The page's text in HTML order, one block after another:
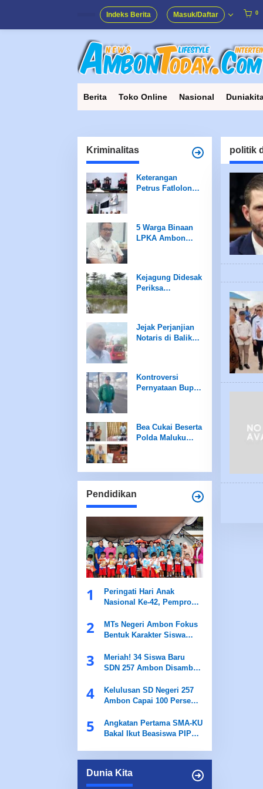
Indeks Berita Masuk/Daftar 0
Berita Toko Online Nasional
Kriminalitas
Keterangan
Petrus Fatlolon
Dokumen Janggal
5 Warga Binaan
LPKA Ambon
Kejagung Didesak
Periksa
Mangrove
Jejak Perjanjian
Notaris di Balik
Kontroversi
Pernyataan Bupati
Tanimbar
Bea Cukai Beserta
Polda Maluku
Pendidikan
1
Peringati Hari Anak
Nasional Ke-42, Pemprov
Nasional RANA
2
MTs Negeri Ambon Fokus
Bentuk Karakter Siswa
2026
3
Meriah! 34 Siswa Baru
SDN 257 Ambon Disambut
MPLS
4
Kelulusan SD Negeri 257
Ambon Capai 100 Persen,
Prestasi
5
Angkatan Pertama SMA-KU
Bakal Ikut Beasiswa PIP
Dunia Kita
politik